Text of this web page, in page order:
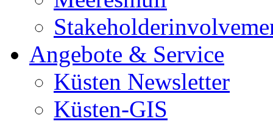
Angebote & Service
Küsten Newsletter
Küsten-GIS